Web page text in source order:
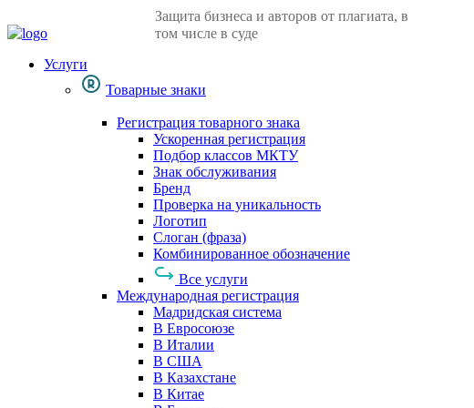
Защита бизнеса и авторов от плагиата, в
том числе в суде
Услуги
Товарные знаки
Регистрация товарного знака
Ускоренная регистрация
Подбор классов МКТУ
Знак обслуживания
Бренд
Проверка на уникальность
Логотип
Слоган (фраза)
Комбинированное обозначение
Все услуги
Международная регистрация
Мадридская система
В Евросоюзе
В Италии
В США
В Казахстане
В Китае